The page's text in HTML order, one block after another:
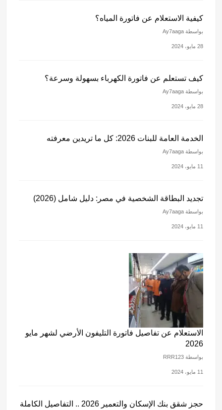
كيفية الاستعلام عن فاتورة المياه؟
بواسطة Ay7aaga
28 مايو، 2024
كيف تستعلم عن فاتورة الكهرباء بسهولة وسرعة؟
بواسطة Ay7aaga
28 مايو، 2024
الخدمة العامة للبنات 2026: كل ما تريدين معرفته
بواسطة Ay7aaga
11 مايو، 2024
تجديد البطاقة الشخصية في مصر: دليل شامل (2026)
بواسطة Ay7aaga
11 مايو، 2024
الاستعلام عن تفاصيل فاتورة التليفون الأرضي لشهر مايو
2026
بواسطة RRR123
11 مايو، 2024
حجز شقق بنك الإسكان والتعمير 2026 .. التفاصيل الكاملة